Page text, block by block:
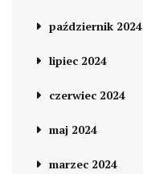
październik 2024
lipiec 2024
czerwiec 2024
maj 2024
marzec 2024